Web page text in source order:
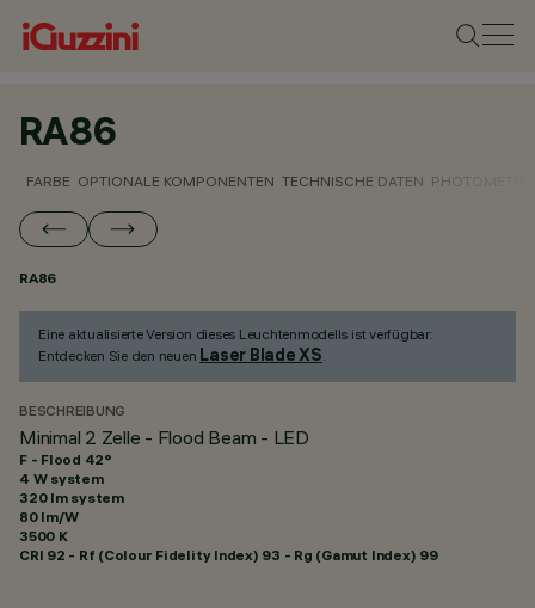
RA86
FARBE OPTIONALE KOMPONENTEN TECHNISCHE DATEN
RA86
Eine aktualisierte Version dieses Leuchtenmodells ist verfügbar:
Entdecken Sie den neuen Laser Blade XS.
BESCHREIBUNG
Minimal 2 Zelle - Flood Beam - LED
F - Flood 42°
4 W system
320 lm system
80 lm/W
3500 K
CRI 92 - Rf (Colour Fidelity Index) 93 - Rg (Gamut Index) 99